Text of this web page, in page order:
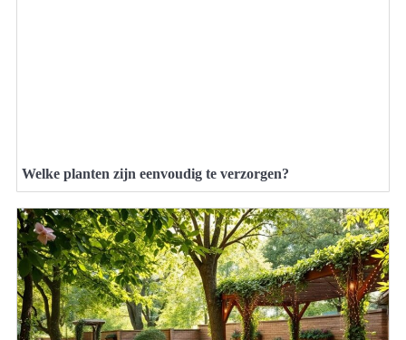
Welke planten zijn eenvoudig te verzorgen?